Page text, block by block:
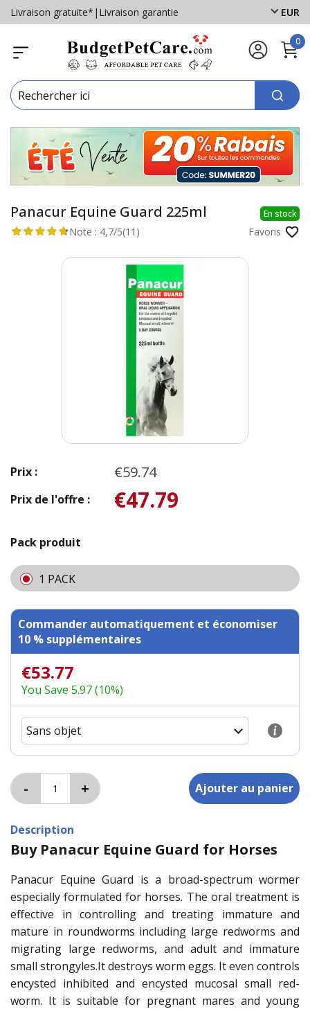
Livraison gratuite* | Livraison garantie EUR
0
Panacur Equine Guard 225ml En stock
Note : 4,7/5(11) Favoris
Prix : €59.74
Prix de l'offre : €47.79
Pack produit
1 PACK
Commander automatiquement et économiser
10 % supplémentaires
€53.77
You Save 5.97 (10%)
Description
Buy Panacur Equine Guard for Horses
Panacur Equine Guard is a broad-spectrum wormer
especially formulated for horses. The oral treatment is
effective in controlling and treating immature and
mature in roundworms including large redworms and
migrating large redworms, and adult and immature
small strongyles.It destroys worm eggs. It even controls
encysted inhibited and encysted mucosal small red-
worm. It is suitable for pregnant mares and young